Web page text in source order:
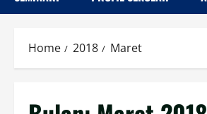
Home 2018 Maret